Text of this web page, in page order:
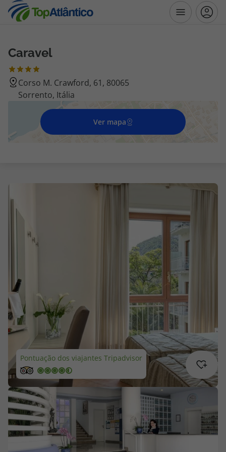
Destinos
Voos
Voos + Hotel
Disneyland ® Paris
Cruzeiros
Especialistas
Cheque Viagem
Rede de Lojas
Blog TopViagens
Área de Cliente
Caravel
Corso M. Crawford, 61, 80065
Sorrento, Itália
Ver mapa
Pontuação dos viajantes Tripadvisor